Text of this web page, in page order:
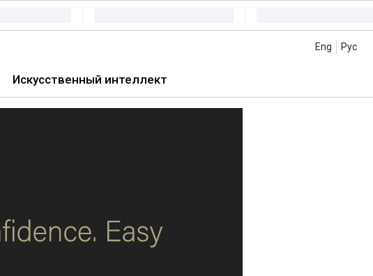
Eng Рус
Искусственный интеллект